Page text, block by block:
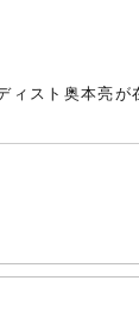
ィスト奥本